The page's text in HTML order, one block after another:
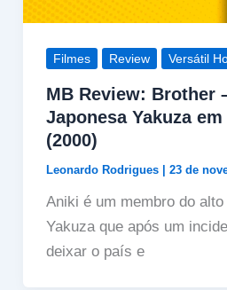
Filmes Review Versátil
MB Review: Brother
Japonesa Yakuza
(2000)
Leonardo Rodrigues 23 de
Aniki é um membro do
Yakuza que após um
deixar o país e